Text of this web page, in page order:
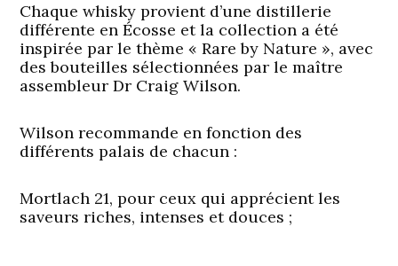
Chaque whisky provient d’une distillerie
différente en Écosse et la collection a été
inspirée par le thème « Rare by Nature », avec
des bouteilles sélectionnées par le maître
assembleur Dr Craig Wilson.
Wilson recommande en fonction des
différents palais de chacun :
Mortlach 21, pour ceux qui apprécient les
saveurs riches, intenses et douces ;